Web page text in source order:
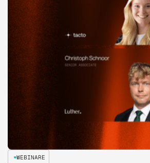
WEBINARE